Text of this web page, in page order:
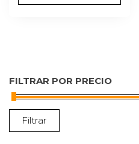
FILTRAR POR PRECIO
Filtrar